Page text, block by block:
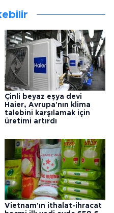
Çinli beyaz eşya devi
Haier, Avrupa'nın klima
talebini karşılamak için
üretimi artırdı
Vietnam'ın ithalat-ihracat